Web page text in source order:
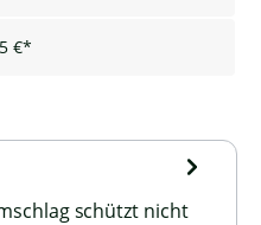
€*
schützt nicht